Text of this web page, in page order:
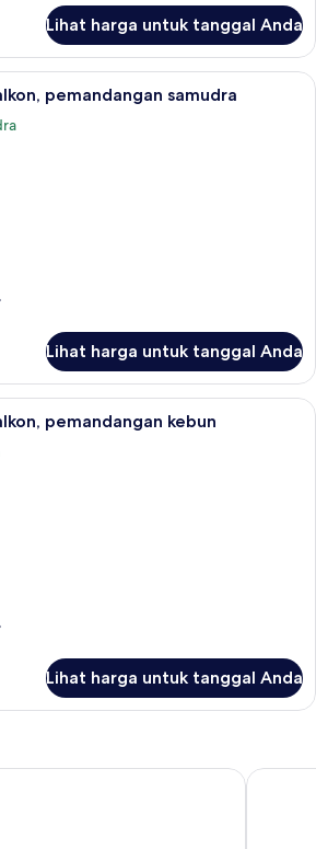
Lihat harga untuk tanggal Anda
Brankas, meja kerja, tirai kedap
pemandangan samudra
Lihat harga untuk tanggal Anda
Vila, 4 kamar tidur, balkon,
pemandangan kebun
Lihat harga untuk tanggal Anda
Quoc